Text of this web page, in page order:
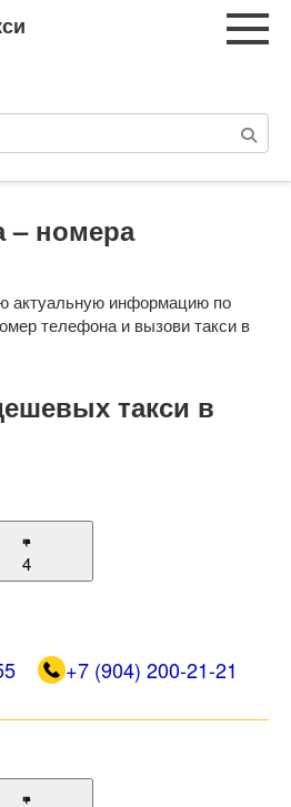
– номера
актуальную информацию по
телефона и вызови такси в
такси в
4
+7 (904) 200-21-21